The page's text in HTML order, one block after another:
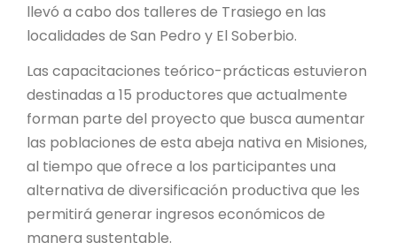
REPOSITORIO
CONTACTO
llevó a cabo dos talleres de Trasiego en las
localidades de San Pedro y El Soberbio.
Las capacitaciones teórico-prácticas estuvieron
destinadas a 15 productores que actualmente
forman parte del proyecto que busca aumentar
las poblaciones de esta abeja nativa en Misiones,
al tiempo que ofrece a los participantes una
alternativa de diversificación productiva que les
permitirá generar ingresos económicos de
manera sustentable.